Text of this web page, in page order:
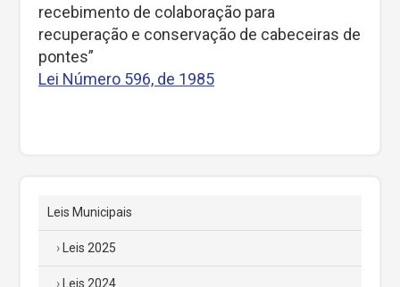
recebimento de colaboração para
recuperação e conservação de cabeceiras de
pontes”
Lei Número 596, de 1985
Leis Municipais
Leis 2025
Leis 2024